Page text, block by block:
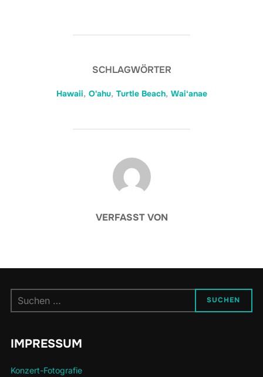
SCHLAGWÖRTER
Hawaii, O'ahu, Turtle Beach, Waiʻanae
BEITRAGSAUTOR
VERFASST VON
nach:
SUCHEN
IMPRESSUM
Konzert-Fotografie